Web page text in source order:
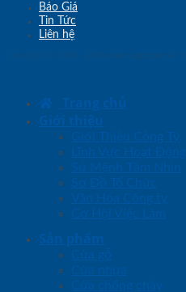
Báo Giá
Tin Tức
Liên hệ
Trang chủ
Giới thiệu
Giới Thiệu Công Ty
Lĩnh Vực Hoạt Động
Sứ Mệnh Tầm Nhìn
Sơ Đồ Tổ Chức
Văn Hóa Công ty
Cơ Hội Việc Làm
Sản phẩm
Cửa gỗ
Cửa nhựa
Cửa chống cháy